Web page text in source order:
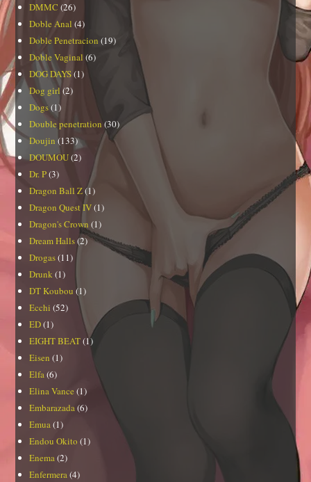
DMMC (26)
Doble Anal (4)
Doble Penetracion (19)
Doble Vaginal (6)
DOG DAYS(1)
Dog girl(2)
Dogs(1)
Double penetration(30)
Doujin (133)
DOUMOU(2)
Dr. P(3)
Dragon Ball Z(1)
Dragon Quest IV(1)
Dragon's Crown (1)
Dream Halls(2)
Drogas(11)
Drunk (1)
DT Koubou (1)
Ecchi (52)
ED(1)
EIGHT BEAT(1)
Eisen (1)
Elfa(6)
Elina Vance (1)
Embarazada(6)
Emua(1)
Endou Okito (1)
Enema(2)
Enfermera(4)